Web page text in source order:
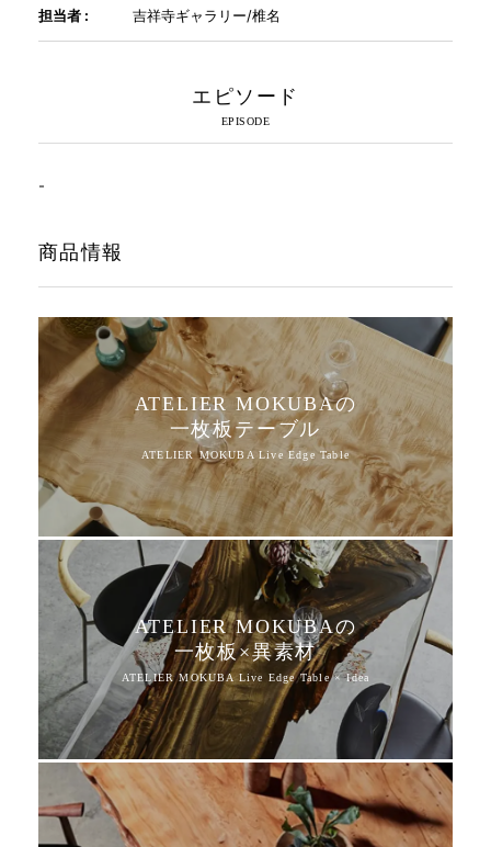
お問い合わせ
担当者 : 吉祥寺ギャラリー/椎名
エピソード
-
商品情報
ATELIER MOKUBAの
一枚板テーブル
ATELIER MOKUBAの
一枚板×異素材